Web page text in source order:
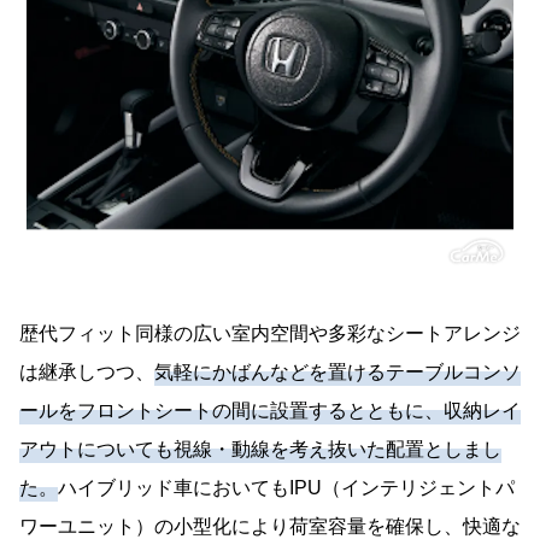
歴代フィット同様の広い室内空間や多彩なシートアレンジ
は継承しつつ、 気軽にかばんなどを置けるテーブルコンソ
ールをフロントシートの間に設置するとともに、収納レイ
アウトについても視線・動線を考え抜いた配置としまし
た。ハイブリッド車においてもIPU（インテリジェントパ
ワーユニット）の小型化により荷室容量を確保し、快適な